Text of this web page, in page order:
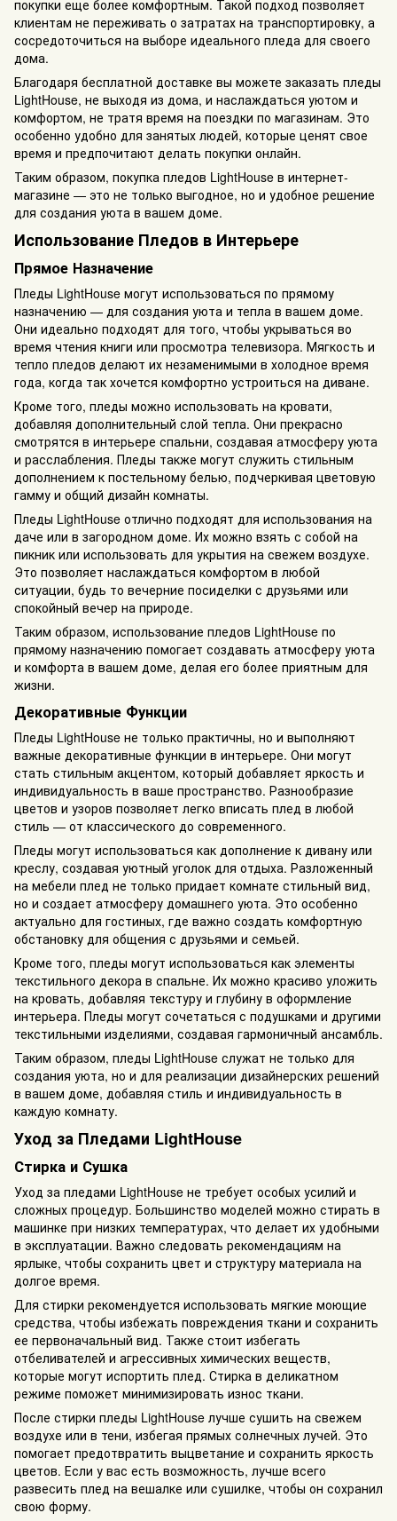
покупки еще более комфортным. Такой подход позволяет
клиентам не переживать о затратах на транспортировку, а
сосредоточиться на выборе идеального пледа для своего
дома.
Благодаря бесплатной доставке вы можете заказать пледы
LightHouse, не выходя из дома, и наслаждаться уютом и
комфортом, не тратя время на поездки по магазинам. Это
особенно удобно для занятых людей, которые ценят свое
время и предпочитают делать покупки онлайн.
Таким образом, покупка пледов LightHouse в интернет-
магазине — это не только выгодное, но и удобное решение
для создания уюта в вашем доме.
Использование Пледов в Интерьере
Прямое Назначение
Пледы LightHouse могут использоваться по прямому
назначению — для создания уюта и тепла в вашем доме.
Они идеально подходят для того, чтобы укрываться во
время чтения книги или просмотра телевизора. Мягкость и
тепло пледов делают их незаменимыми в холодное время
года, когда так хочется комфортно устроиться на диване.
Кроме того, пледы можно использовать на кровати,
добавляя дополнительный слой тепла. Они прекрасно
смотрятся в интерьере спальни, создавая атмосферу уюта
и расслабления. Пледы также могут служить стильным
дополнением к постельному белью, подчеркивая цветовую
гамму и общий дизайн комнаты.
Пледы LightHouse отлично подходят для использования на
даче или в загородном доме. Их можно взять с собой на
пикник или использовать для укрытия на свежем воздухе.
Это позволяет наслаждаться комфортом в любой
ситуации, будь то вечерние посиделки с друзьями или
спокойный вечер на природе.
Таким образом, использование пледов LightHouse по
прямому назначению помогает создавать атмосферу уюта
и комфорта в вашем доме, делая его более приятным для
жизни.
Декоративные Функции
Пледы LightHouse не только практичны, но и выполняют
важные декоративные функции в интерьере. Они могут
стать стильным акцентом, который добавляет яркость и
индивидуальность в ваше пространство. Разнообразие
цветов и узоров позволяет легко вписать плед в любой
стиль — от классического до современного.
Пледы могут использоваться как дополнение к дивану или
креслу, создавая уютный уголок для отдыха. Разложенный
на мебели плед не только придает комнате стильный вид,
но и создает атмосферу домашнего уюта. Это особенно
актуально для гостиных, где важно создать комфортную
обстановку для общения с друзьями и семьей.
Кроме того, пледы могут использоваться как элементы
текстильного декора в спальне. Их можно красиво уложить
на кровать, добавляя текстуру и глубину в оформление
интерьера. Пледы могут сочетаться с подушками и другими
текстильными изделиями, создавая гармоничный ансамбль.
Таким образом, пледы LightHouse служат не только для
создания уюта, но и для реализации дизайнерских решений
в вашем доме, добавляя стиль и индивидуальность в
каждую комнату.
Уход за Пледами LightHouse
Стирка и Сушка
Уход за пледами LightHouse не требует особых усилий и
сложных процедур. Большинство моделей можно стирать в
машинке при низких температурах, что делает их удобными
в эксплуатации. Важно следовать рекомендациям на
ярлыке, чтобы сохранить цвет и структуру материала на
долгое время.
Для стирки рекомендуется использовать мягкие моющие
средства, чтобы избежать повреждения ткани и сохранить
ее первоначальный вид. Также стоит избегать
отбеливателей и агрессивных химических веществ,
которые могут испортить плед. Стирка в деликатном
режиме поможет минимизировать износ ткани.
После стирки пледы LightHouse лучше сушить на свежем
воздухе или в тени, избегая прямых солнечных лучей. Это
помогает предотвратить выцветание и сохранить яркость
цветов. Если у вас есть возможность, лучше всего
развесить плед на вешалке или сушилке, чтобы он сохранил
свою форму.